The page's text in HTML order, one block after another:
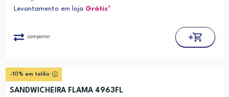
Levantamento em loja Grátis*
comparar
-10% em talão
SANDWICHEIRA FLAMA 4963FL